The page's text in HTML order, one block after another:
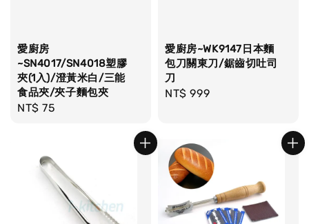
愛廚房
~SN4017/SN4018塑膠
夾(1入)/澄黃米白/三能
食品夾/夾子麵包夾
Regular
NT$ 75
愛廚房~WK9147日本麵
包刀關東刀/鋸齒切吐司
刀
Regular
NT$ 999